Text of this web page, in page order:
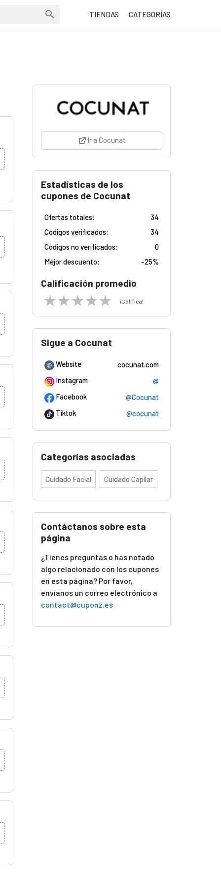
TIENDAS CATEGORÍAS
Ir a Cocunat
Estadísticas de los
cupones de Cocunat
Ofertas totales:
34
Códigos verificados:
34
Códigos no verificados:
0
Mejor descuento:
-25%
Calificación promedio
¡Califica!
Sigue a Cocunat
Website
cocunat.com
Instagram
@
Facebook
@Cocunat
Tiktok
@cocunat
Categorías asociadas
Cuidado Facial Cuidado Capilar
Contáctanos sobre esta
página
¿Tienes preguntas o has notado
algo relacionado con los cupones
en esta página? Por favor,
envíanos un correo electrónico a
contact@cuponz.es